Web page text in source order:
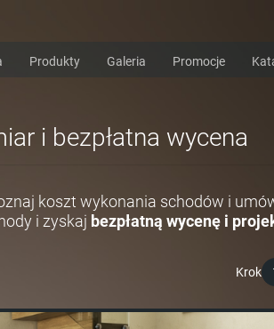
Produkty Galeria Promocje
i bezpłatna wycena
koszt wykonania schodów i
i zyskaj bezpłatną wycenę i
Krok